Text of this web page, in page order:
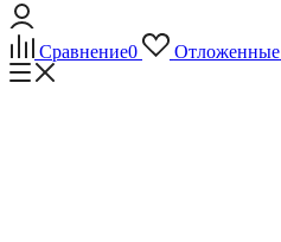
Сравнение0 Отложенные